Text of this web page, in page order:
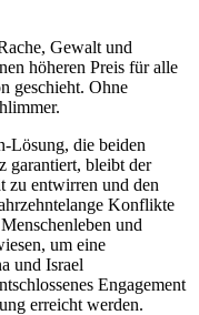
Gewalt und
höheren Preis für alle
geschieht. Ohne
Lösung, die beiden
garantiert, bleibt der
zu entwirren und den
Konflikte
und
um eine
und Israel
Engagement
erreicht werden.